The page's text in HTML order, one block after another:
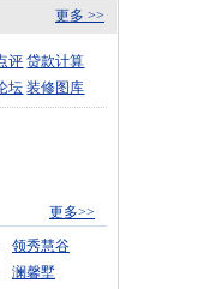
更多 >>
评 贷款计算
坛 装修图库
更多>>
领秀慧谷
澜馨墅